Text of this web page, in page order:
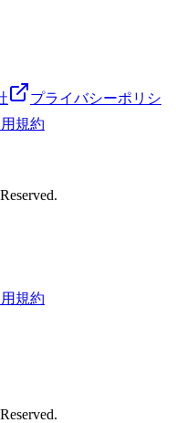
規約
プライバシーポリシ
規約